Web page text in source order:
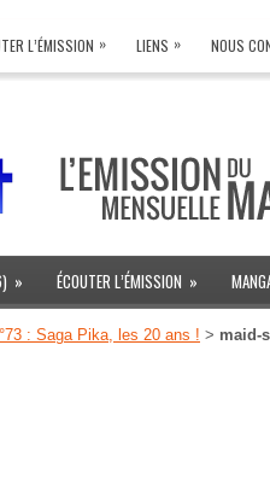
L’ÉMISSION » LIENS » NOUS
» ÉCOUTER L’ÉMISSION »
: Saga Pika, les 20 ans ! > maid-